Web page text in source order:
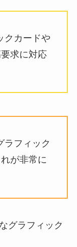
クカードや
求に対応
ラフィック
が非常に
グラフィック